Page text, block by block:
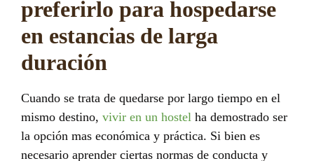
preferirlo para hospedarse
en estancias de larga
duración
Cuando se trata de quedarse por largo tiempo en el
mismo destino, vivir en un hostel ha demostrado ser
la opción mas económica y práctica. Si bien es
necesario aprender ciertas normas de conducta y